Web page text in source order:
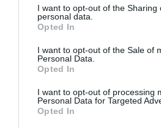
not limited to your visit or usage
grant or deny consent to Google
use your data for below specified
consent section.
I want to opt-out of the Sharing
personal data.
Opted In
I want to opt-out of the Sale of
Personal Data.
Opted In
I want to opt-out of processing
Personal Data for Targeted
Opted In
Κώνος σήμανσης 75cm
SKU
κωνdhpe2
Άμεσα Διαθέσιμο